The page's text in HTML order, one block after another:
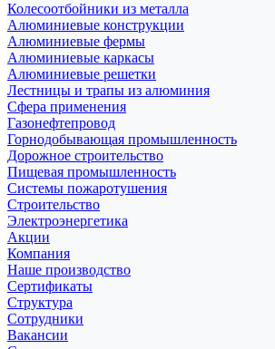
Колесоотбойники из металла
Алюминиевые конструкции
Алюминиевые фермы
Алюминиевые каркасы
Алюминиевые решетки
Лестницы и трапы из алюминия
Сфера применения
Газонефтепровод
Горнодобывающая промышленность
Дорожное строительство
Пищевая промышленность
Системы пожаротушения
Строительство
Электроэнергетика
Акции
Компания
Наше производство
Сертификаты
Структура
Сотрудники
Вакансии